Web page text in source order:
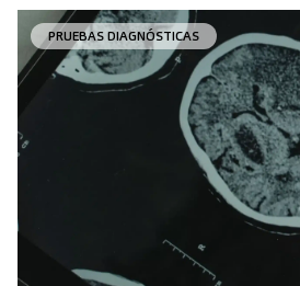
tecnología de diagnóstico por la
generación para evaluar de forma
los órganos vitales, el sistema
de que aparezcan los primeros
PRUEBAS DIAGNÓSTICAS